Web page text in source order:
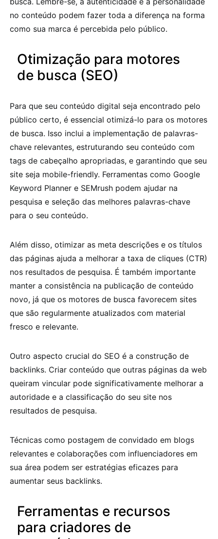
no conteúdo podem fazer toda a diferença na forma
como sua marca é percebida pelo público.
Otimização para motores
de busca (SEO)
Para que seu conteúdo digital seja encontrado pelo
público certo, é essencial otimizá-lo para os motores
de busca. Isso inclui a implementação de palavras-
chave relevantes, estruturando seu conteúdo com
tags de cabeçalho apropriadas, e garantindo que seu
site seja mobile-friendly. Ferramentas como Google
Keyword Planner e SEMrush podem ajudar na
pesquisa e seleção das melhores palavras-chave
para o seu conteúdo.
Além disso, otimizar as meta descrições e os títulos
das páginas ajuda a melhorar a taxa de cliques (CTR)
nos resultados de pesquisa. É também importante
manter a consistência na publicação de conteúdo
novo, já que os motores de busca favorecem sites
que são regularmente atualizados com material
fresco e relevante.
Outro aspecto crucial do SEO é a construção de
backlinks. Criar conteúdo que outras páginas da web
queiram vincular pode significativamente melhorar a
autoridade e a classificação do seu site nos
resultados de pesquisa.
Técnicas como postagem de convidado em blogs
relevantes e colaborações com influenciadores em
sua área podem ser estratégias eficazes para
aumentar seus backlinks.
Ferramentas e recursos
para criadores de